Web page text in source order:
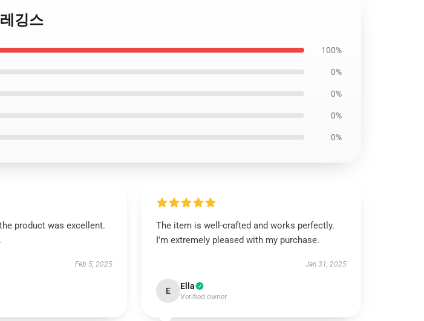
깅스
100%
0%
0%
0%
0%
product was excellent.
Feb 5, 2025
The item is well-crafted and works perfectly.
I'm extremely pleased with my purchase.
Jan 31, 2025
E Ella
Verified owner